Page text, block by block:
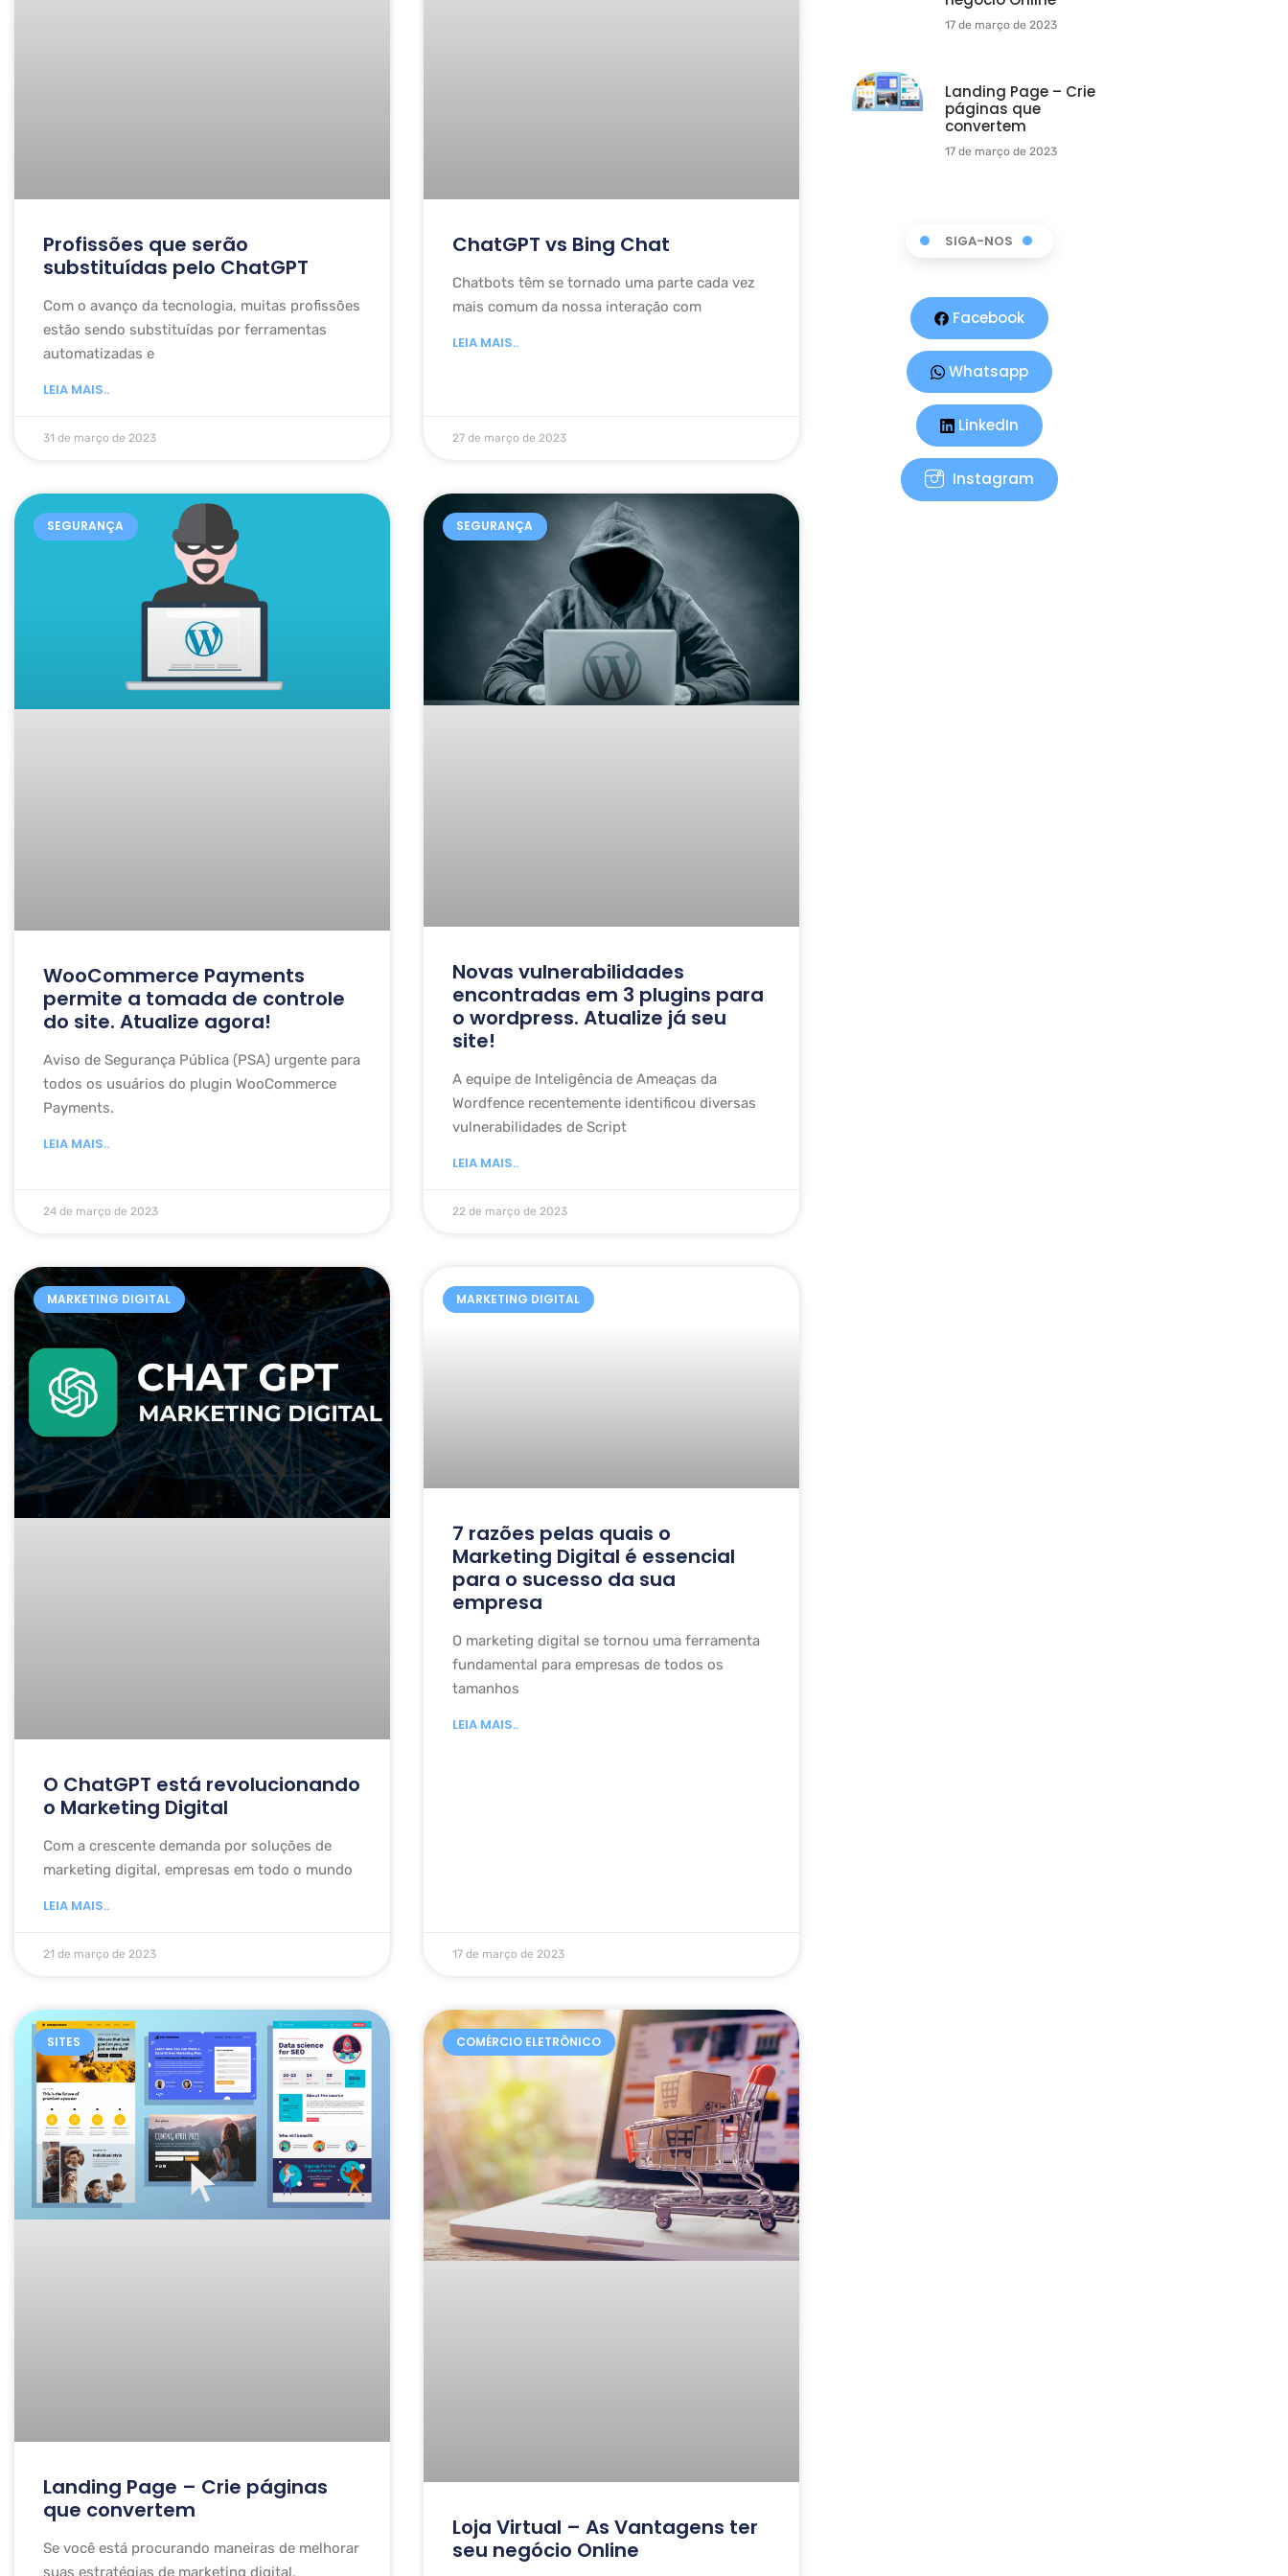
Profissões que serão
substituídas pelo ChatGPT
Com o avanço da tecnologia, muitas profissões
estão sendo substituídas por ferramentas
automatizadas e
LEIA MAIS..
31 de março de 2023
ChatGPT vs Bing Chat
Chatbots têm se tornado uma parte cada vez
mais comum da nossa interação com
LEIA MAIS..
27 de março de 2023
SEGURANÇA
WooCommerce Payments
permite a tomada de controle
do site. Atualize agora!
Aviso de Segurança Pública (PSA) urgente para
todos os usuários do plugin WooCommerce
Payments.
LEIA MAIS..
24 de março de 2023
SEGURANÇA
Novas vulnerabilidades
encontradas em 3 plugins para
o wordpress. Atualize já seu
site!
A equipe de Inteligência de Ameaças da
Wordfence recentemente identificou diversas
vulnerabilidades de Script
LEIA MAIS..
22 de março de 2023
MARKETING DIGITAL
O ChatGPT está revolucionando
o Marketing Digital
Com a crescente demanda por soluções de
marketing digital, empresas em todo o mundo
LEIA MAIS..
21 de março de 2023
MARKETING DIGITAL
7 razões pelas quais o
Marketing Digital é essencial
para o sucesso da sua
empresa
O marketing digital se tornou uma ferramenta
fundamental para empresas de todos os
tamanhos
LEIA MAIS..
17 de março de 2023
SITES
Landing Page – Crie páginas
que convertem
Se você está procurando maneiras de melhorar
suas estratégias de marketing digital,
COMÉRCIO ELETRÔNICO
Loja Virtual – As Vantagens ter
seu negócio Online
17 de março de 2023
Landing Page – Crie
páginas que
convertem
17 de março de 2023
SIGA-NOS
Facebook
Whatsapp
LinkedIn
Instagram